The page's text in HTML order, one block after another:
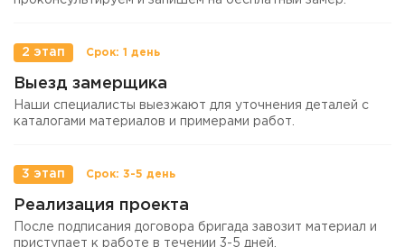
2 этап
Выезд замерщика
Наши специалисты выезжают для уточнения деталей с
каталогами материалов и примерами работ.
3 этап
Реализация проекта
После подписания договора бригада завозит материал и
приступает к работе в течении 3-5 дней.